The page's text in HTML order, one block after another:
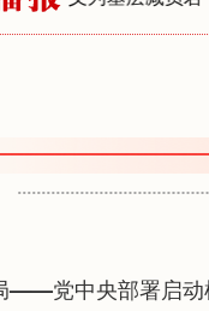
——党中央部署启动